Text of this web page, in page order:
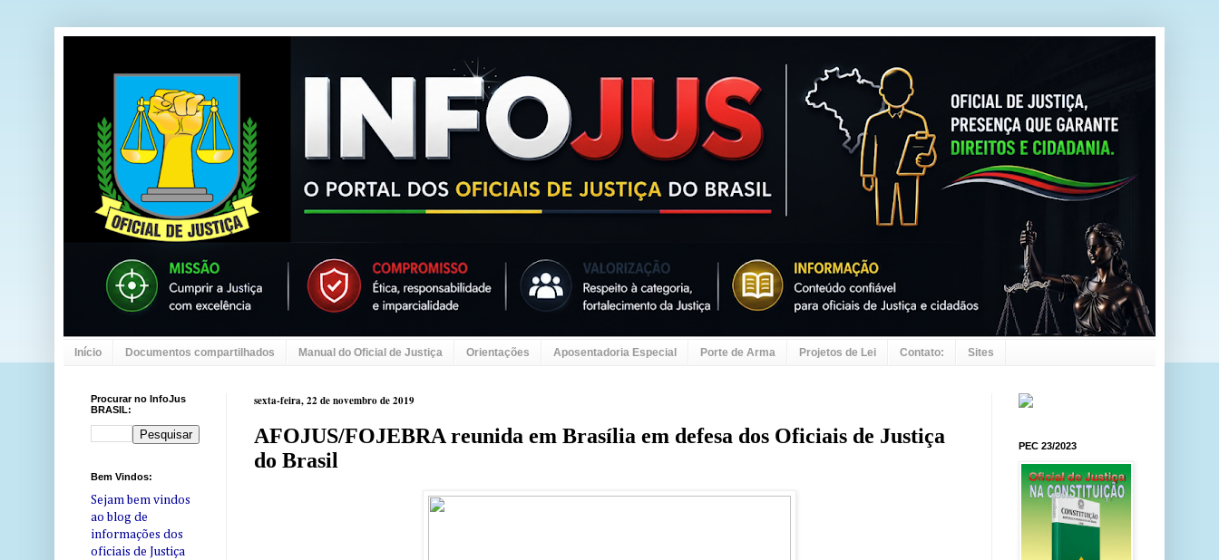
Início Documentos compartilhados Manual do Oficial de Justiça Orientações Aposentadoria Especial Porte de Arma Projetos de Lei Contato: Sites
sexta-feira, 22 de novembro de 2019
AFOJUS/FOJEBRA reunida em Brasília em defesa dos Oficiais de Justiça
do Brasil
Procurar no InfoJus
BRASIL:
Bem Vindos:
Sejam bem vindos
ao blog de
informações dos
oficiais de Justiça
PEC 23/2023